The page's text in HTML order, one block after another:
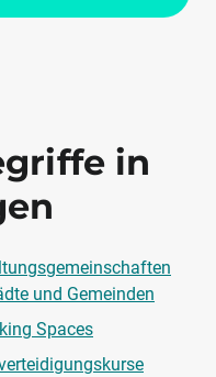
in
und Gemeinden
Spaces